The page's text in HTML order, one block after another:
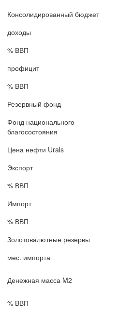
Консолидированный бюджет
доходы
% ВВП
профицит
% ВВП
Резервный фонд
Фонд национального
благосостояния
Цена нефти Urals
Экспорт
% ВВП
Импорт
% ВВП
Золотовалютные резервы
мес. импорта
Денежная масса M2
% ВВП